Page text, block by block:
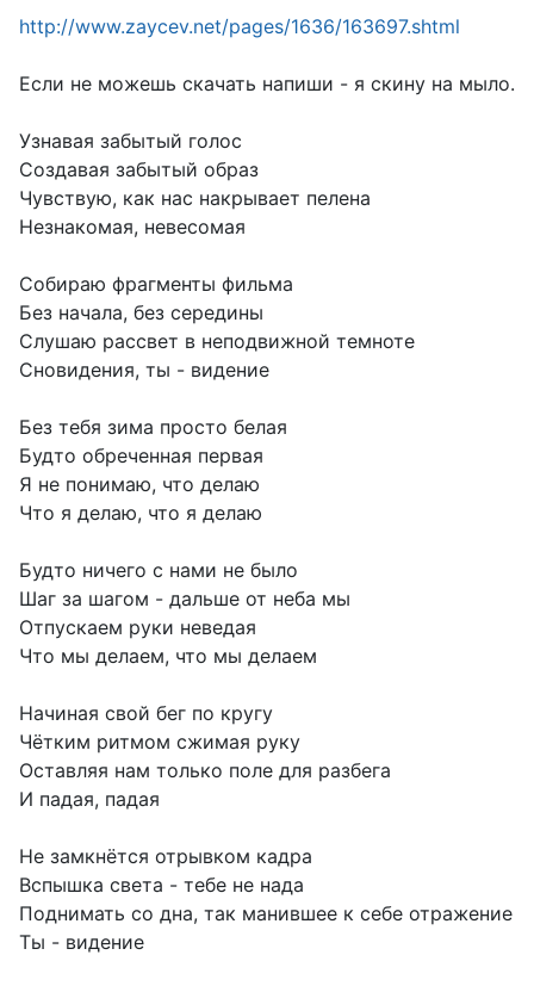
http://www.zaycev.net/pages/1636/163697.shtml
Если не можешь скачать напиши - я скину на мыло.
Узнавая забытый голос
Создавая забытый образ
Чувствую, как нас накрывает пелена
Незнакомая, невесомая
Собираю фрагменты фильма
Без начала, без середины
Слушаю рассвет в неподвижной темноте
Сновидения, ты - видение
Без тебя зима просто белая
Будто обреченная первая
Я не понимаю, что делаю
Что я делаю, что я делаю
Будто ничего с нами не было
Шаг за шагом - дальше от неба мы
Отпускаем руки неведая
Что мы делаем, что мы делаем
Начиная свой бег по кругу
Чётким ритмом сжимая руку
Оставляя нам только поле для разбега
И падая, падая
Не замкнётся отрывком кадра
Вспышка света - тебе не нада
Поднимать со дна, так манившее к себе отражение
Ты - видение